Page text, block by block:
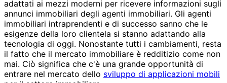
adattati ai mezzi moderni per ricevere informazioni sugli
annunci immobiliari degli agenti immobiliari. Gli agenti
immobiliari intraprendenti e di successo sanno che le
esigenze della loro clientela si stanno adattando alla
tecnologia di oggi. Nonostante tutti i cambiamenti, resta
il fatto che il mercato immobiliare è redditizio come non
mai. Ciò significa che c'è una grande opportunità di
entrare nel mercato dello sviluppo di applicazioni mobili